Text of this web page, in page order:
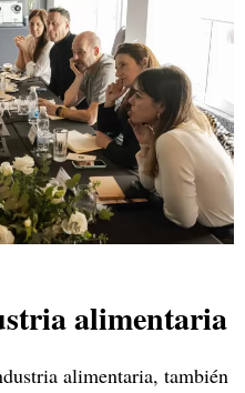
alimentaria
alimentaria, también